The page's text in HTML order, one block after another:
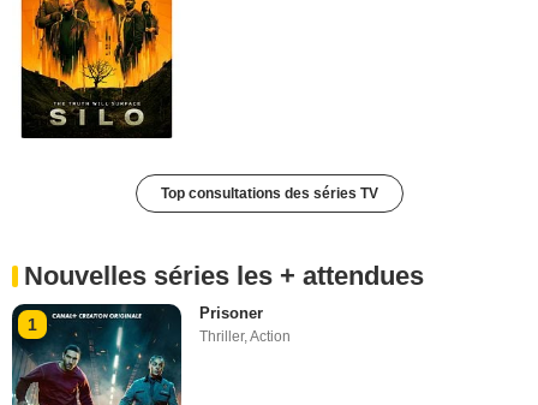
Top consultations des séries TV
Nouvelles séries les + attendues
1
Prisoner
Thriller,Action